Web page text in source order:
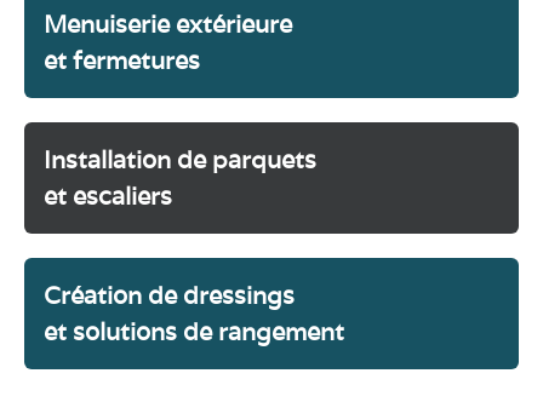
Menuiserie extérieure
et fermetures
Installation de parquets
et escaliers
Création de dressings
et solutions de rangement